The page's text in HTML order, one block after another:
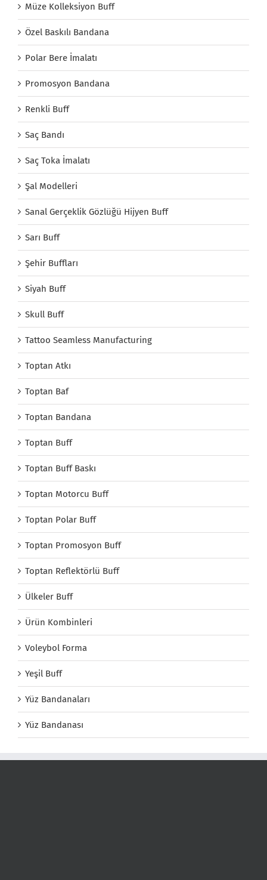
Müze Kolleksiyon Buff
Özel Baskılı Bandana
Polar Bere İmalatı
Promosyon Bandana
Renkli Buff
Saç Bandı
Saç Toka İmalatı
Şal Modelleri
Sanal Gerçeklik Gözlüğü Hijyen Buff
Sarı Buff
Şehir Buffları
Siyah Buff
Skull Buff
Tattoo Seamless Manufacturing
Toptan Atkı
Toptan Baf
Toptan Bandana
Toptan Buff
Toptan Buff Baskı
Toptan Motorcu Buff
Toptan Polar Buff
Toptan Promosyon Buff
Toptan Reflektörlü Buff
Ülkeler Buff
Ürün Kombinleri
Voleybol Forma
Yeşil Buff
Yüz Bandanaları
Yüz Bandanası